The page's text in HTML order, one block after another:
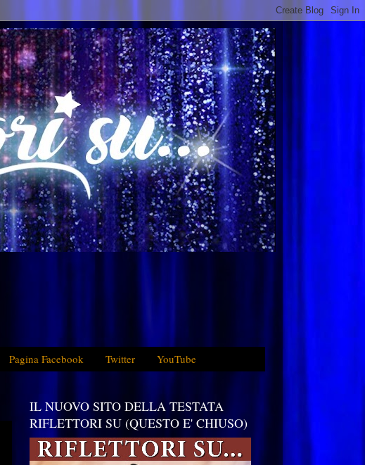
Pagina Facebook Twitter YouTube
IL NUOVO SITO DELLA TESTATA
RIFLETTORI SU (QUESTO E' CHIUSO)